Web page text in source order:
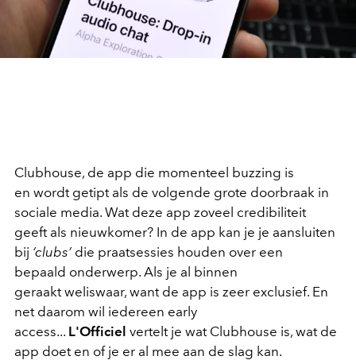
Clubhouse, de app die momenteel buzzing is
en wordt getipt als de volgende grote doorbraak in
sociale media. Wat deze app zoveel credibiliteit
geeft als nieuwkomer? In de app kan je je aansluiten
bij ‘clubs’ die praatsessies houden over een
bepaald onderwerp. Als je al binnen
geraakt weliswaar, want de app is zeer exclusief. En
net daarom wil iedereen early
access... L'Officiel vertelt je wat Clubhouse is, wat de
app doet en of je er al mee aan de slag kan.